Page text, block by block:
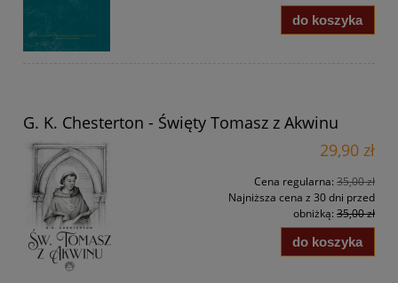
do koszyka
G. K. Chesterton - Święty Tomasz z Akwinu
29,90 zł
Cena regularna: 35,00 zł
Najniższa cena z 30 dni przed
obniżką: 35,00 zł
do koszyka